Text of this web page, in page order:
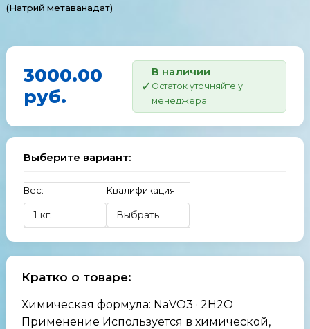
(Натрий метаванадат)
3000.00
руб.
В наличии
Остаток уточняйте у
менеджера
Выберите вариант:
Вес: Квалификация:
Кратко о товаре:
Химическая формула: NaVO3 · 2H2O
Применение Используется в химической,